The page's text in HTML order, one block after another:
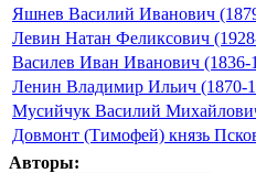
Яшнев Василий Иванович
Левин Натан Феликсович
Василев Иван Иванович (1836-
Ленин Владимир Ильич (1870-
Мусийчук Василий
Довмонт (Тимофей) князь
Авторы: